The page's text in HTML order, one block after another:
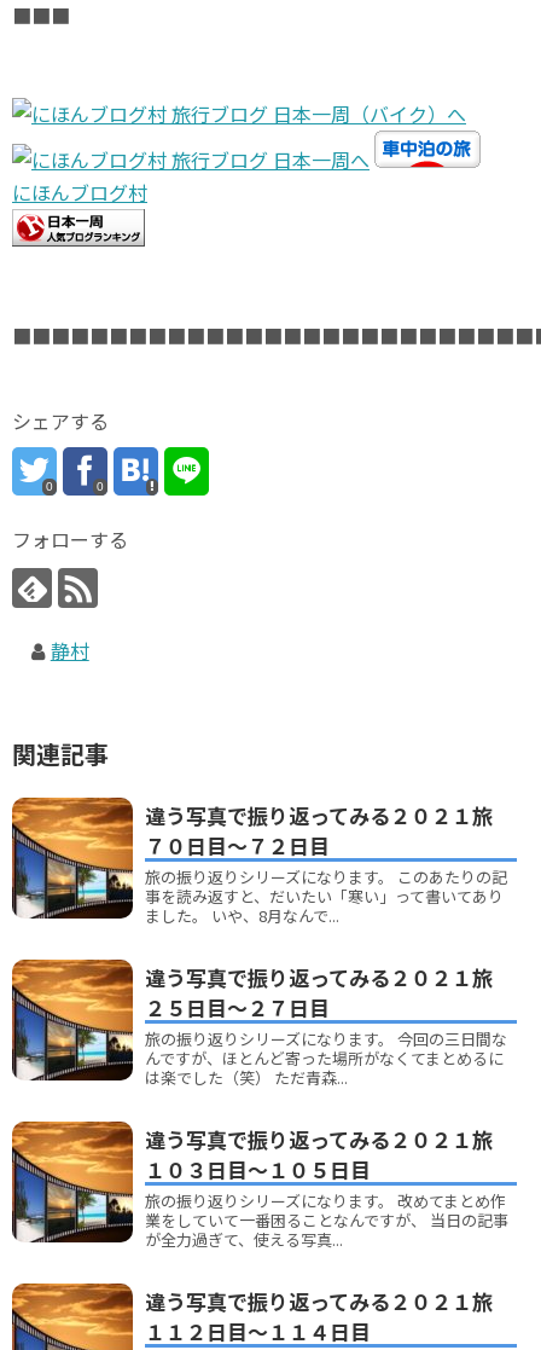
■■■
にほんブログ村
シェアする
0 0
フォローする
静村
関連記事
違う写真で振り返ってみる２０２１旅
７０日目～７２日目
旅の振り返りシリーズになります。 このあたりの記
事を読み返すと、だいたい「寒い」って書いてあり
ました。 いや、8月なんで...
違う写真で振り返ってみる２０２１旅
２５日目～２７日目
旅の振り返りシリーズになります。 今回の三日間な
んですが、ほとんど寄った場所がなくてまとめるに
は楽でした（笑） ただ青森...
違う写真で振り返ってみる２０２１旅
１０３日目～１０５日目
旅の振り返りシリーズになります。 改めてまとめ作
業をしていて一番困ることなんですが、 当日の記事
が全力過ぎて、使える写真...
違う写真で振り返ってみる２０２１旅
１１２日目～１１４日目